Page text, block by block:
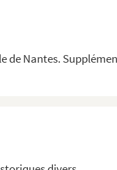
de Nantes.